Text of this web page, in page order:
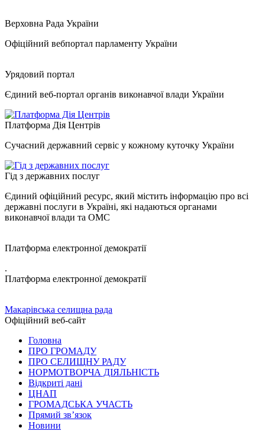
Верховна Рада України
Офіційний вебпортал парламенту України
Урядовий портал
Єдиний веб-портал органів виконавчої влади України
Платформа Дія Центрів
Сучасний державний сервіс у кожному куточку України
Гід з державних послуг
Єдиний офіційний ресурс, який містить інформацію про всі
державні послуги в Україні, які надаються органами
виконавчої влади та ОМС
Платформа електронної демократії
.
Платформа електронної демократії
Макарівська селищна рада
Офіційний веб-сайт
Головна
ПРО ГРОМАДУ
ПРО СЕЛИЩНУ РАДУ
НОРМОТВОРЧА ДІЯЛЬНІСТЬ
Відкриті дані
ЦНАП
ГРОМАДСЬКА УЧАСТЬ
Прямий зв’язок
Новини